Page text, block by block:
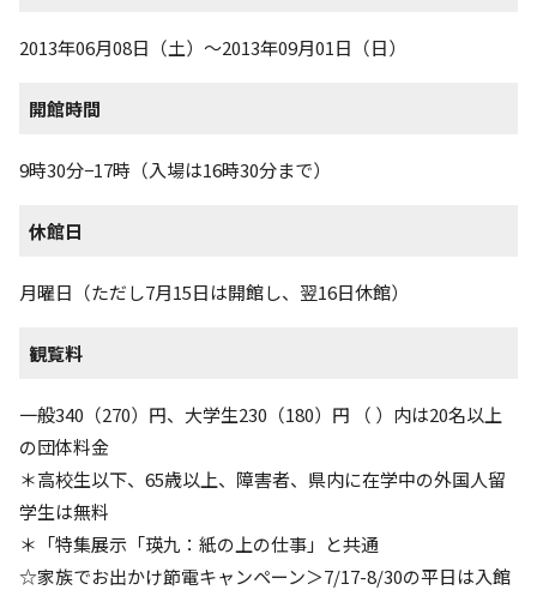
2013年06月08日（土）～2013年09月01日（日）
開館時間
9時30分−17時（入場は16時30分まで）
休館日
月曜日（ただし7月15日は開館し、翌16日休館）
観覧料
一般340（270）円、大学生230（180）円 （ ）内は20名以上
の団体料金
＊高校生以下、65歳以上、障害者、県内に在学中の外国人留
学生は無料
＊「特集展示「瑛九：紙の上の仕事」と共通
☆家族でお出かけ節電キャンペーン＞7/17-8/30の平日は入館